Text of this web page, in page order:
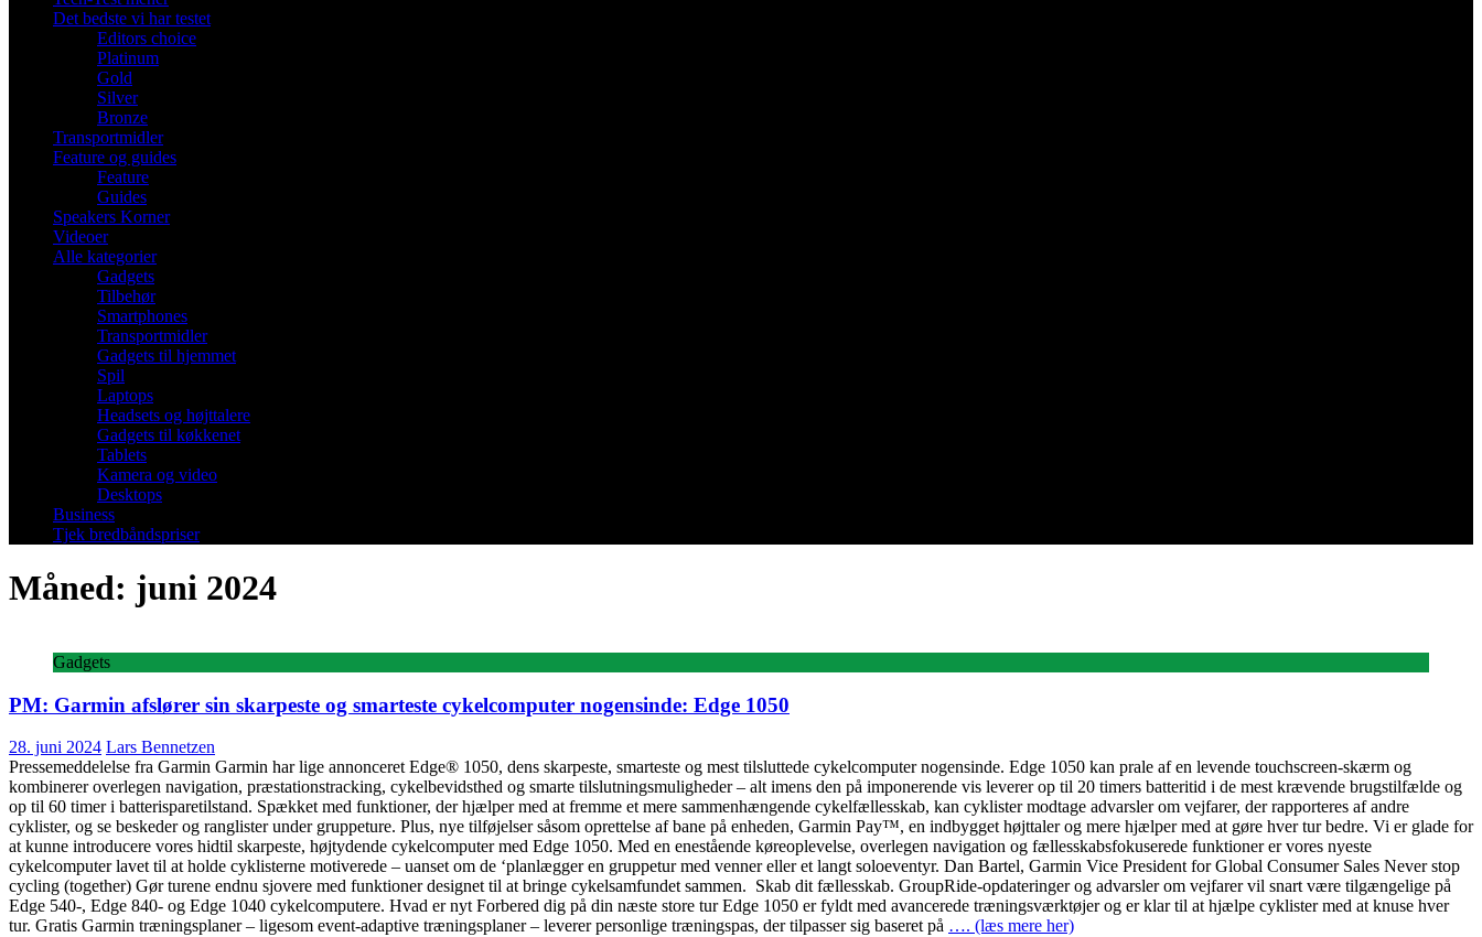
Det bedste vi har testet
Editors choice
Platinum
Gold
Silver
Bronze
Transportmidler
Feature og guides
Feature
Guides
Speakers Korner
Videoer
Alle kategorier
Gadgets
Tilbehør
Smartphones
Transportmidler
Gadgets til hjemmet
Spil
Laptops
Headsets og højttalere
Gadgets til køkkenet
Tablets
Kamera og video
Desktops
Business
Tjek bredbåndspriser
Måned: juni 2024
Gadgets
PM: Garmin afslører sin skarpeste og smarteste cykelcomputer nogensinde: Edge 1050
28. juni 2024 Lars Bennetzen
Pressemeddelelse fra Garmin Garmin har lige annonceret Edge® 1050, dens skarpeste, smarteste og mest tilsluttede cykelcomputer nogensinde. Edge 1050 kan prale af en levende touchscreen-skærm og
kombinerer overlegen navigation, præstationstracking, cykelbevidsthed og smarte tilslutningsmuligheder – alt imens den på imponerende vis leverer op til 20 timers batteritid i de mest krævende brugstilfælde og
op til 60 timer i batterisparetilstand. Spækket med funktioner, der hjælper med at fremme et mere sammenhængende cykelfællesskab, kan cyklister modtage advarsler om vejfarer, der rapporteres af andre
cyklister, og se beskeder og ranglister under gruppeture. Plus, nye tilføjelser såsom oprettelse af bane på enheden, Garmin Pay™, en indbygget højttaler og mere hjælper med at gøre hver tur bedre. Vi er glade for
at kunne introducere vores hidtil skarpeste, højtydende cykelcomputer med Edge 1050. Med en enestående køreoplevelse, overlegen navigation og fællesskabsfokuserede funktioner er vores nyeste
cykelcomputer lavet til at holde cyklisterne motiverede – uanset om de ‘planlægger en gruppetur med venner eller et langt soloeventyr. Dan Bartel, Garmin Vice President for Global Consumer Sales Never stop
cycling (together) Gør turene endnu sjovere med funktioner designet til at bringe cykelsamfundet sammen. Skab dit fællesskab. GroupRide-opdateringer og advarsler om vejfarer vil snart være tilgængelige på
Edge 540-, Edge 840- og Edge 1040 cykelcomputere. Hvad er nyt Forbered dig på din næste store tur Edge 1050 er fyldt med avancerede træningsværktøjer og er klar til at hjælpe cyklister med at knuse hver
tur. Gratis Garmin træningsplaner – ligesom event-adaptive træningsplaner – leverer personlige træningspas, der tilpasser sig baseret på …. (læs mere her)